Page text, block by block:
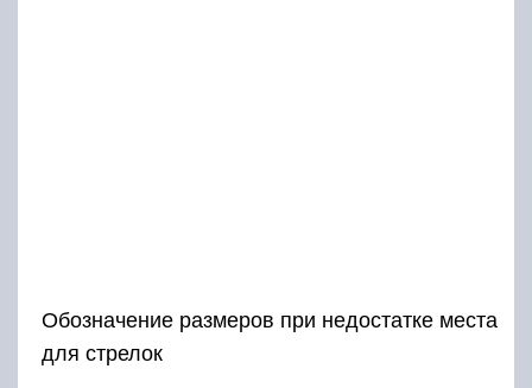
Обозначение размеров при недостатке места
для стрелок